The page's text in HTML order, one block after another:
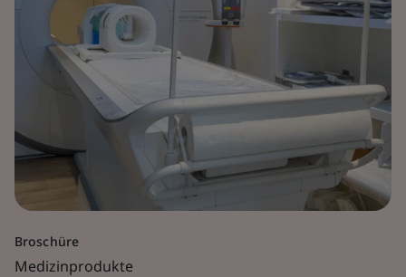
Broschüre
Medizinprodukte